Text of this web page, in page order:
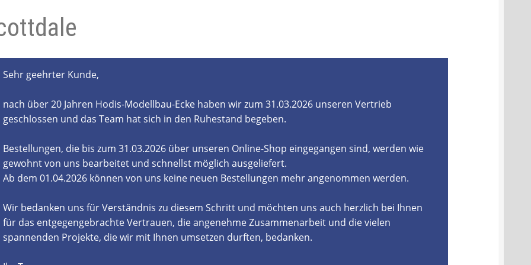
und Elektronikgeräte Verordnung
Sehr geehrter Kunde,
nach über 20 Jahren Hodis-Modellbau-Ecke haben wir zum 31.03.2026 unseren Vertrieb
geschlossen und das Team hat sich in den Ruhestand begeben.
Bestellungen, die bis zum 31.03.2026 über unseren Online-Shop eingegangen sind, werden wie
gewohnt von uns bearbeitet und schnellst möglich ausgeliefert.
Ab dem 01.04.2026 können von uns keine neuen Bestellungen mehr angenommen werden.
Wir bedanken uns für Verständnis zu diesem Schritt und möchten uns auch herzlich bei Ihnen
für das entgegengebrachte Vertrauen, die angenehme Zusammenarbeit und die vielen
spannenden Projekte, die wir mit Ihnen umsetzen durften, bedanken.